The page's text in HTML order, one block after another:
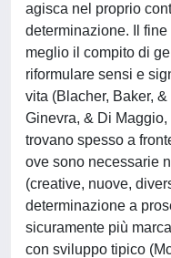
agisca nel proprio
determinazione. Il fine
meglio il compito di
riformulare sensi e
vita (Blacher, Baker,
Ginevra, & Di
trovano spesso a
ove sono necessarie
(creative, nuove,
determinazione a
sicuramente più
con sviluppo tipico